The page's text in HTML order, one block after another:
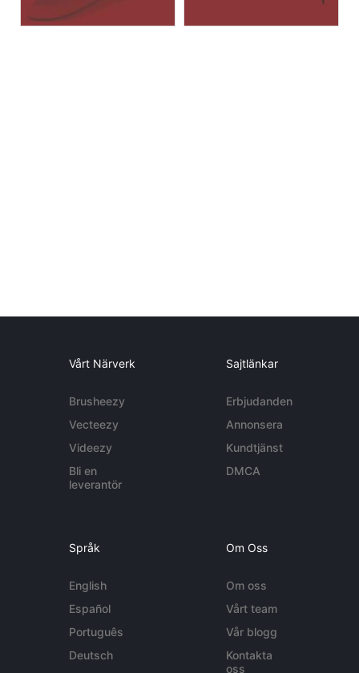
Vårt Närverk
Brusheezy
Vecteezy
Videezy
Bli en
leverantör
Sajtlänkar
Erbjudanden
Annonsera
Kundtjänst
DMCA
Språk
English
Español
Português
Deutsch
Om Oss
Om oss
Vårt team
Vår blogg
Kontakta
oss